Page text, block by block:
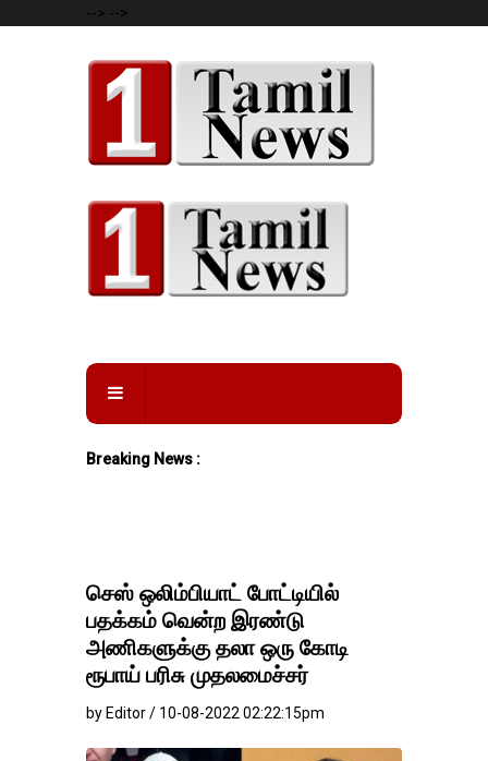
--> -->
Breaking News :
செஸ் ஒலிம்பியாட் போட்டியில்
பதக்கம் வென்ற இரண்டு
அணிகளுக்கு தலா ஒரு கோடி
ரூபாய் பரிசு முதலமைச்சர்
by Editor / 10-08-2022 02:22:15pm